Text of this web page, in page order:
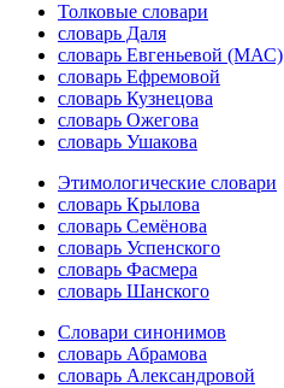
Толковые словари
словарь Даля
словарь Евгеньевой (МАС)
словарь Ефремовой
словарь Кузнецова
словарь Ожегова
словарь Ушакова
Этимологические словари
словарь Крылова
словарь Семёнова
словарь Успенского
словарь Фасмера
словарь Шанского
Словари синонимов
словарь Абрамова
словарь Александровой